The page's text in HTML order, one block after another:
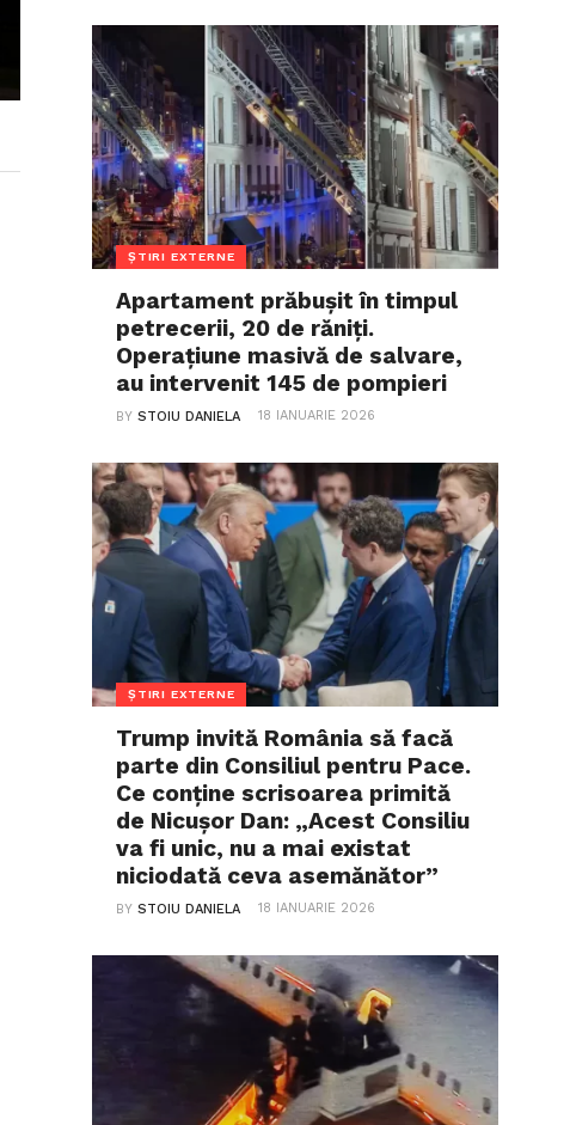
ȘTIRI EXTERNE
Apartament prăbușit în timpul
petrecerii, 20 de răniți.
Operațiune masivă de salvare,
au intervenit 145 de pompieri
BYSTOIU DANIELA 18 IANUARIE 2026
ȘTIRI EXTERNE
Trump invită România să facă
parte din Consiliul pentru Pace.
Ce conține scrisoarea primită
de Nicușor Dan: „Acest Consiliu
va fi unic, nu a mai existat
niciodată ceva asemănător”
BYSTOIU DANIELA 18 IANUARIE 2026